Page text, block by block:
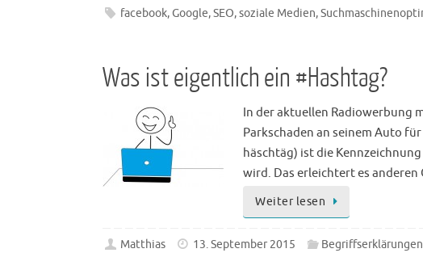
facebook,Google,SEO,soziale Medien,
Was ist eigentlich ein #Hashtag?
In der aktuellen Radiowerbung
Parkschaden an seinem Auto
häschtäg) ist die
wird. Das erleichtert es
Weiter lesen
Matthias 13. September 2015 Begriffserklärungen